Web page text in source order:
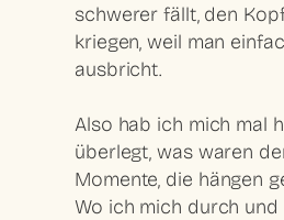
schwerer fällt, den
kriegen, weil man
ausbricht.
Also hab ich mich mal
überlegt, was waren
Momente, die hängen
Wo ich mich durch und